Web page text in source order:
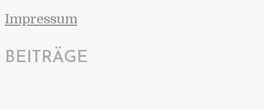
Impressum
BEITRÄGE